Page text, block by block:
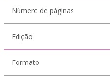
Número de páginas
Edição
Formato